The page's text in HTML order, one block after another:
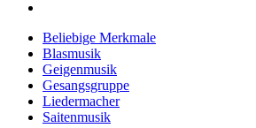
Beliebige Merkmale
Blasmusik
Geigenmusik
Gesangsgruppe
Liedermacher
Saitenmusik